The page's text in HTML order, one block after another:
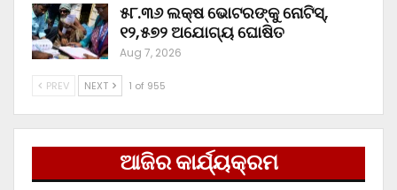
୫୮.୩୬ ଲକ୍ଷ ଭୋଟରଙ୍କୁ ନୋଟିସ୍‌,
୧୨,୫୭୨ ଅଯୋଗ୍ୟ ଘୋଷିତ
Aug 7, 2026
PREV NEXT 1 of 955
ଆଜିର କାର୍ଯ୍ୟକ୍ରମ